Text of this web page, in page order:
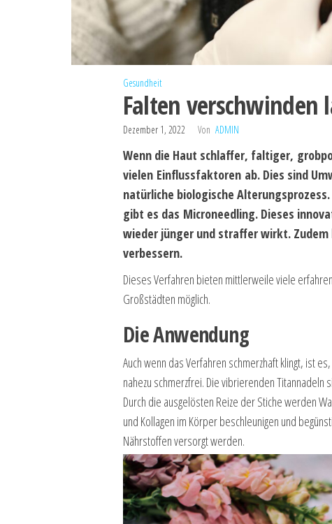
Gesundheit
Falten verschwinden
Dezember 1, 2022 Von ADMIN
Wenn die Haut schlaffer, faltiger,
vielen Einflussfaktoren ab. Dies sind
natürliche biologische
gibt es das Microneedling. Dieses
wieder jünger und straffer wirkt. Zudem
verbessern.
Dieses Verfahren bieten mittlerweile viele
Großstädten möglich.
Die Anwendung
Auch wenn das Verfahren schmerzhaft klingt, ist
nahezu schmerzfrei. Die vibrierenden
Durch die ausgelösten Reize der Stiche werden
und Kollagen im Körper beschleunigen und
Nährstoffen versorgt werden.